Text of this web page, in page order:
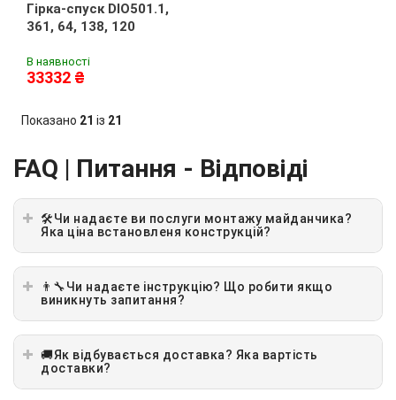
Гірка-спуск DIO501.1,
361, 64, 138, 120
В наявності
33332 ₴
Показано 21 із 21
FAQ | Питання - Відповіді
🛠Чи надаєте ви послуги монтажу майданчика?
Яка ціна встановленя конструкцій?
👨‍🔧Чи надаєте інструкцію? Що робити якщо
виникнуть запитання?
🚚Як відбувається доставка? Яка вартість
доставки?